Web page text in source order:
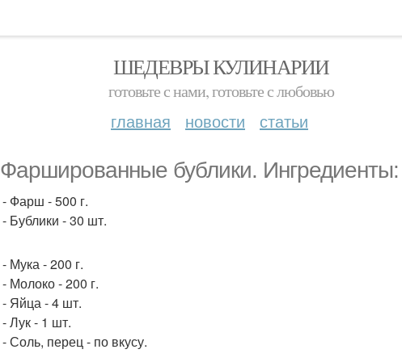
ШЕДЕВРЫ КУЛИНАРИИ
готовьте с нами, готовьте с любовью
главная новости статьи
Фаршированные бублики. Ингредиенты:
- Фарш - 500 г.
- Бублики - 30 шт.
- Мука - 200 г.
- Молоко - 200 г.
- Яйца - 4 шт.
- Лук - 1 шт.
- Соль, перец - по вкусу.